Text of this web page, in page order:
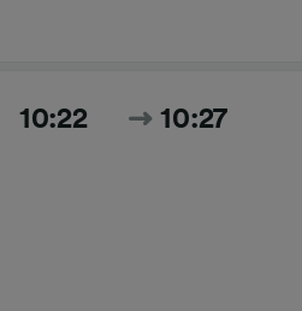
10:22 10:27